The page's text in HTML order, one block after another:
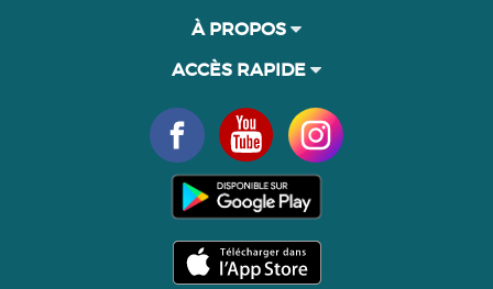
À PROPOS
ACCÈS RAPIDE